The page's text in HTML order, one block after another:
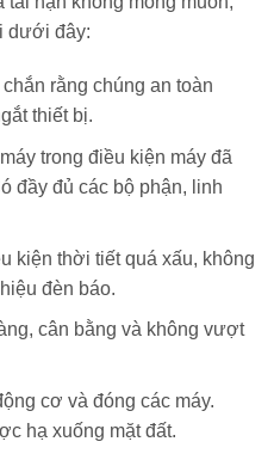
dưới đây:
rằng chúng an toàn
thiết bị.
trong điều kiện máy đã
đầy đủ các bộ phận, linh
kiện thời tiết quá xấu, không
đèn báo.
cân bằng và không vượt
cơ và đóng các máy.
hạ xuống mặt đất.